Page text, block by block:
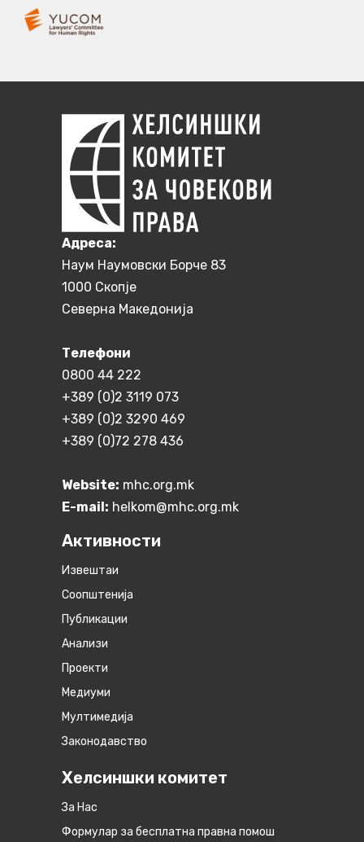
Aдреса:
Наум Наумовски Борче 83
1000 Скопје
Северна Македонија
Телефони
0800 44 222
+389 (0)2 3119 073
+389 (0)2 3290 469
+389 (0)72 278 436
Website: mhc.org.mk
E-mail: helkom@mhc.org.mk
Активности
Извештаи
Соопштенија
Публикации
Анализи
Проекти
Медиуми
Мултимедија
Законодавство
Хелсиншки комитет
За Нас
Формулар за бесплатна правна помош